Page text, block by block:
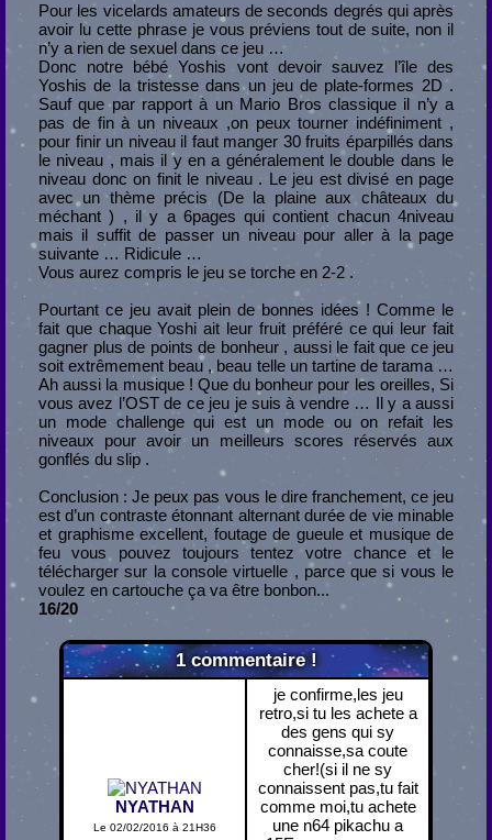
Pour les vicelards amateurs de seconds degrés qui après
avoir lu cette phrase je vous préviens tout de suite, non il
n’y a rien de sexuel dans ce jeu …
Donc notre bébé Yoshis vont devoir sauvez l’île des
Yoshis de la tristesse dans un jeu de plate-formes 2D .
Sauf que par rapport à un Mario Bros classique il n’y a
pas de fin à un niveaux ,on peux tourner indéfiniment ,
pour finir un niveau il faut manger 30 fruits éparpillés dans
le niveau , mais il y en a généralement le double dans le
niveau donc on finit le niveau . Le jeu est divisé en page
avec un thème précis (De la plaine aux châteaux du
méchant ) , il y a 6pages qui contient chacun 4niveau
mais il suffit de passer un niveau pour aller à la page
suivante … Ridicule …
Vous aurez compris le jeu se torche en 2-2 .
Pourtant ce jeu avait plein de bonnes idées ! Comme le
fait que chaque Yoshi ait leur fruit préféré ce qui leur fait
gagner plus de points de bonheur , aussi le fait que ce jeu
soit extrêmement beau , beau telle un tartine de tarama …
Ah aussi la musique ! Que du bonheur pour les oreilles, Si
vous avez l’OST de ce jeu je suis à vendre … Il y a aussi
un mode challenge qui est un mode ou on refait les
niveaux pour avoir un meilleurs scores réservés aux
gonflés du slip .
Conclusion : Je peux pas vous le dire franchement, ce jeu
est d’un contraste étonnant alternant durée de vie minable
et graphisme excellent, foutage de gueule et musique de
feu vous pouvez toujours tentez votre chance et le
télécharger sur la console virtuelle , parce que si vous le
voulez en cartouche ça va être bonbon...
16/20
1commentaire !
NYATHAN
Le 02/02/2016 à 21H36
je confirme,les jeu
retro,si tu les achete a
des gens qui sy
connaisse,sa coute
cher!(si il ne sy
connaissent pas,tu fait
comme moi,tu achete
une n64 pikachu a